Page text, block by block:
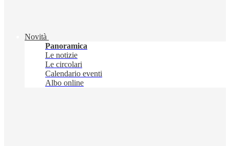
Novità
Panoramica
Le notizie
Le circolari
Calendario eventi
Albo online